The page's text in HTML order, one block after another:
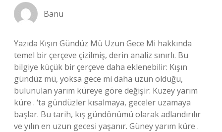
Banu
Yazıda Kışın Gündüz Mü Uzun Gece Mi hakkında
temel bir çerçeve çizilmiş, derin analiz sınırlı. Bu
bilgiye küçük bir çerçeve daha eklenebilir: Kışın
gündüz mü, yoksa gece mi daha uzun olduğu,
bulunulan yarım küreye göre değişir: Kuzey yarım
küre . ‘ta gündüzler kısalmaya, geceler uzamaya
başlar. Bu tarih, kış gündönümü olarak adlandırılır
ve yılın en uzun gecesi yaşanır. Güney yarım küre .